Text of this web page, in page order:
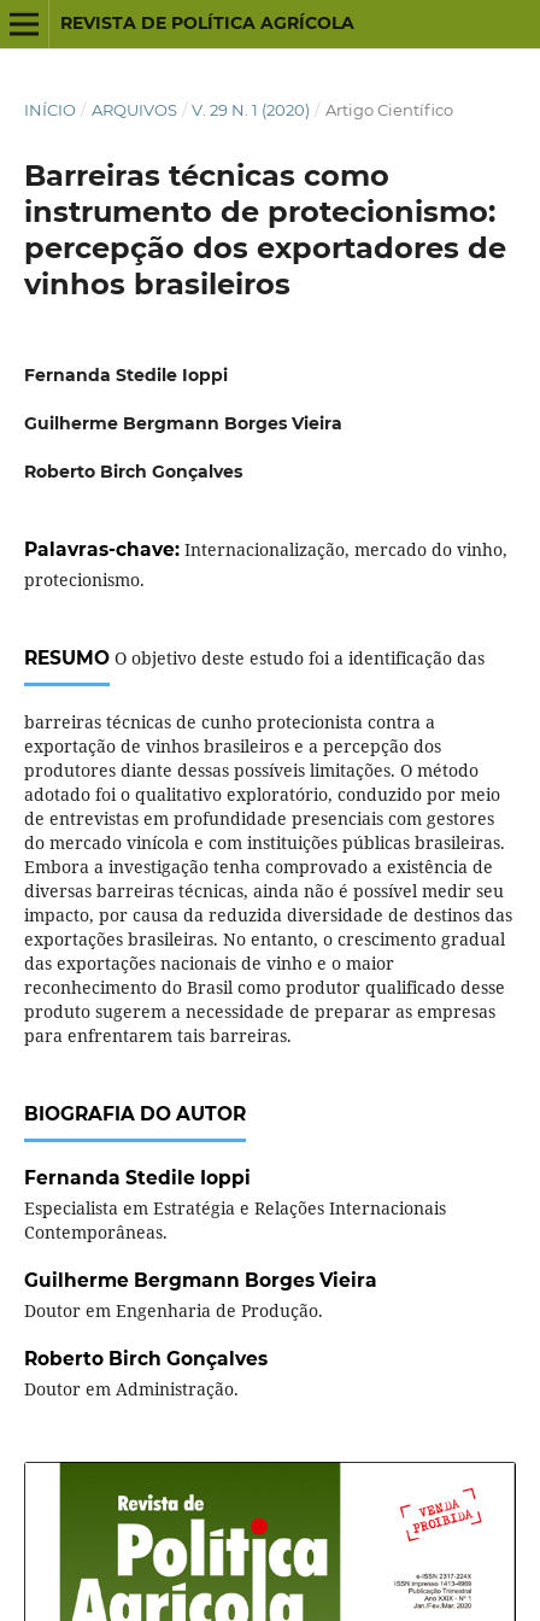
REVISTA DE POLÍTICA AGRÍCOLA
INÍCIO / ARQUIVOS / V. 29 N. 1 (2020) / Artigo Científico
Barreiras técnicas como
instrumento de protecionismo:
percepção dos exportadores de
vinhos brasileiros
Fernanda Stedile Ioppi
Guilherme Bergmann Borges Vieira
Roberto Birch Gonçalves
Palavras-chave: Internacionalização, mercado do vinho,
protecionismo.
RESUMOO objetivo deste estudo foi a identificação das
barreiras técnicas de cunho protecionista contra a
exportação de vinhos brasileiros e a percepção dos
produtores diante dessas possíveis limitações. O método
adotado foi o qualitativo exploratório, conduzido por meio
de entrevistas em profundidade presenciais com gestores
do mercado vinícola e com instituições públicas brasileiras.
Embora a investigação tenha comprovado a existência de
diversas barreiras técnicas, ainda não é possível medir seu
impacto, por causa da reduzida diversidade de destinos das
exportações brasileiras. No entanto, o crescimento gradual
das exportações nacionais de vinho e o maior
reconhecimento do Brasil como produtor qualificado desse
produto sugerem a necessidade de preparar as empresas
para enfrentarem tais barreiras.
BIOGRAFIA DO AUTOR
Fernanda Stedile Ioppi
Especialista em Estratégia e Relações Internacionais
Contemporâneas.
Guilherme Bergmann Borges Vieira
Doutor em Engenharia de Produção.
Roberto Birch Gonçalves
Doutor em Administração.